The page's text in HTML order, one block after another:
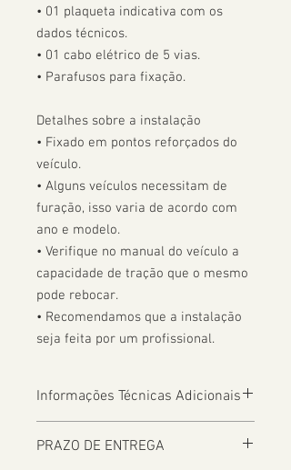
• 01 plaqueta indicativa com os
dados técnicos.
• 01 cabo elétrico de 5 vias.
• Parafusos para fixação.
Detalhes sobre a instalação
• Fixado em pontos reforçados do
veículo.
• Alguns veículos necessitam de
furação, isso varia de acordo com
ano e modelo.
• Verifique no manual do veículo a
capacidade de tração que o mesmo
pode rebocar.
• Recomendamos que a instalação
seja feita por um profissional.
Informações Técnicas Adicionais
PRAZO DE ENTREGA